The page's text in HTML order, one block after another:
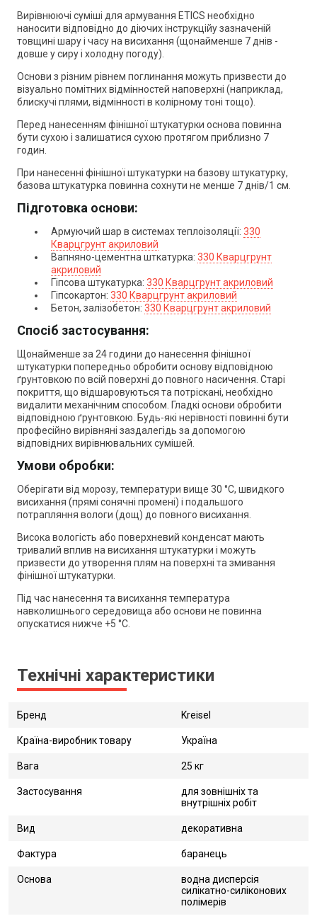
Вирівнюючі суміші для армування ETICS необхідно
наносити відповідно до діючих інструкційу зазначеній
товщині шару і часу на висихання (щонайменше 7 днів -
довше у сиру і холодну погоду).
Основи з різним рівнем поглинання можуть призвести до
візуально помітних відмінностей наповерхні (наприклад,
блискучі плями, відмінності в колірному тоні тощо).
Перед нанесенням фінішної штукатурки основа повинна
бути сухою і залишатися сухою протягом приблизно 7
годин.
При нанесенні фінішної штукатурки на базову штукатурку,
базова штукатурка повинна сохнути не менше 7 днів/1 см.
Підготовка основи:
Армуючий шар в системах теплоізоляції: 330
Кварцгрунт акриловий
Вапняно-цементна шткатурка: 330 Кварцгрунт
акриловий
Гіпсова штукатурка: 330 Кварцгрунт акриловий
Гіпсокартон: 330 Кварцгрунт акриловий
Бетон, залізобетон: 330 Кварцгрунт акриловий
Спосіб застосування:
Щонайменше за 24 години до нанесення фінішної
штукатурки попередньо обробити основу відповідною
ґрунтовкою по всій поверхні до повного насичення. Старі
покриття, що відшаровуються та потріскані, необхідно
видалити механічним способом. Гладкі основи обробити
відповідною ґрунтовкою. Будь-які нерівності повинні бути
професійно вирівняні заздалегідь за допомогою
відповідних вирівнювальних сумішей.
Умови обробки:
Оберігати від морозу, температури вище 30 °C, швидкого
висихання (прямі сонячні промені) і подальшого
потрапляння вологи (дощ) до повного висихання.
Висока вологість або поверхневий конденсат мають
тривалий вплив на висихання штукатурки і можуть
призвести до утворення плям на поверхні та змивання
фінішної штукатурки.
Під час нанесення та висихання температура
навколишнього середовища або основи не повинна
опускатися нижче +5 °C.
Технічні характеристики
Бренд Kreisel
Країна-виробник товару Україна
Вага 25 кг
Застосування
для зовнішніх та
внутрішніх робіт
Вид декоративна
Фактура баранець
Основа
водна дисперсія
силікатно-силіконових
полімерів